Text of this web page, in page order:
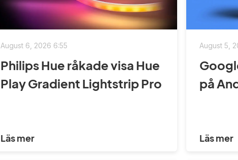
August 6, 2026 6:55
Philips Hue råkade visa Hue
Play Gradient Lightstrip Pro
Läs mer
August 5,
på
Läs mer